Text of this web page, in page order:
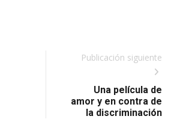
Publicación siguiente
Una película de
amor y en contra de
la discriminación